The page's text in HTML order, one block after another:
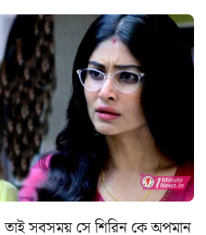
তাই সবসময় সে শিরিন কে অপমান